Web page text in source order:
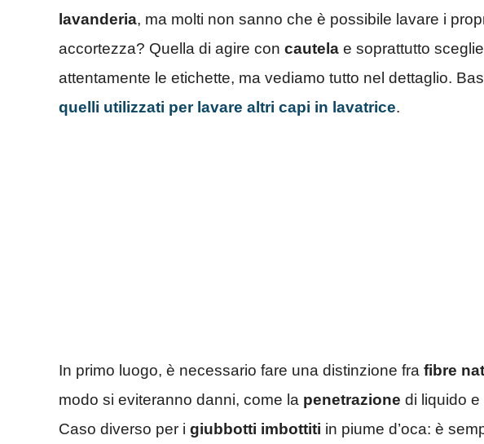
lavanderia, ma molti non sanno che è possibile lavare i
accortezza? Quella di agire con cautela e soprattutto
attentamente le etichette, ma vediamo tutto nel dettaglio.
quelli utilizzati per lavare altri capi in lavatrice.
In primo luogo, è necessario fare una distinzione fra fibre
modo si eviteranno danni, come la penetrazione di liquido e
Caso diverso per i giubbotti imbottiti in piume d’oca: è